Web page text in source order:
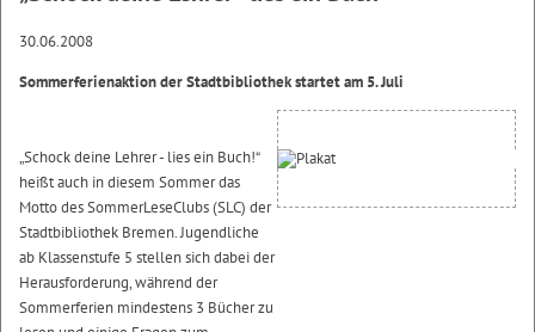
30.06.2008
Sommerferienaktion der Stadtbibliothek startet am 5. Juli
„Schock deine Lehrer - lies ein Buch!“
heißt auch in diesem Sommer das
Motto des SommerLeseClubs (SLC) der
Stadtbibliothek Bremen. Jugendliche
ab Klassenstufe 5 stellen sich dabei der
Herausforderung, während der
Sommerferien mindestens 3 Bücher zu